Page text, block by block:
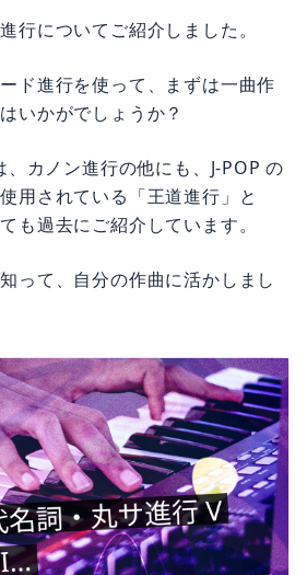
行についてご紹介しました。
ド進行を使って、まずは一曲作
いかがでしょうか？
カノン進行の他にも、J-POP の
用されている「王道進行」と
も過去にご紹介しています。
って、自分の作曲に活かしまし